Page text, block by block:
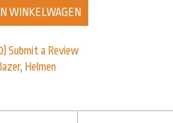
WINKELWAGEN
Submit a Review
, Helmen